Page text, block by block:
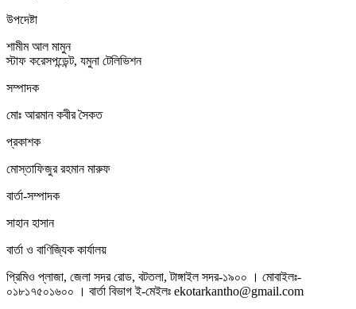
উপদেষ্টা
শামীম আল মামুন
স্টাফ করেসপন্ডেন্ট, যমুনা টেলিভিশন
সম্পাদক
মোঃ আরমান কবীর সৈকত
প্রকাশক
মোস্তাফিজুর রহমান মারুফ
বার্তা-সম্পাদক
সাহান হাসান
বার্তা ও বাণিজ্যিক কার্যালয়
প্রিমিও প্লাজা, জেলা সদর রোড, বটতলা, টাঙ্গাইল সদর-১৯০০ । মোবাইলঃ-
০১৮১৭৫০১৬০০ । বার্তা বিভাগ ই-মেইলঃ ekotarkantho@gmail.com